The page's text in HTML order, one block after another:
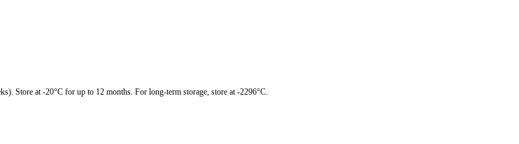
Store at -20°C for up to 12 months. For long-term storage, store at -2296°C.